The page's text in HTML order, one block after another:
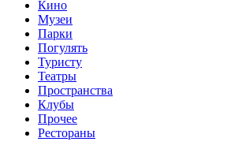
Кино
Музеи
Парки
Погулять
Туристу
Театры
Пространства
Клубы
Прочее
Рестораны